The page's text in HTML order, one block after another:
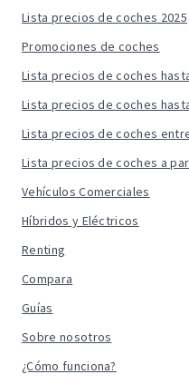
Lista precios de coches 2025
Promociones de coches
Lista precios de coches
Lista precios de coches
Lista precios de coches
Lista precios de coches a
Vehículos Comerciales
Híbridos y Eléctricos
Renting
Compara
Guías
Sobre nosotros
¿Cómo funciona?